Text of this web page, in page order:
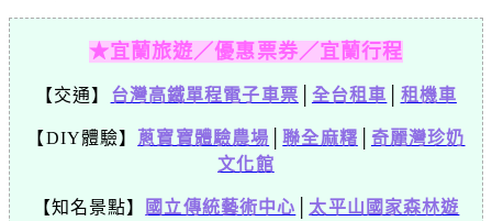
★宜蘭旅遊／優惠票券／宜蘭行程
【交通】 台灣高鐵單程電子車票 全台租車 租機車
【DIY體驗】 蔥寶寶體驗農場 │聯全麻糬
奇麗灣珍奶
文化館
【知名景點】 國立傳統藝術中心
太平山國家森林遊